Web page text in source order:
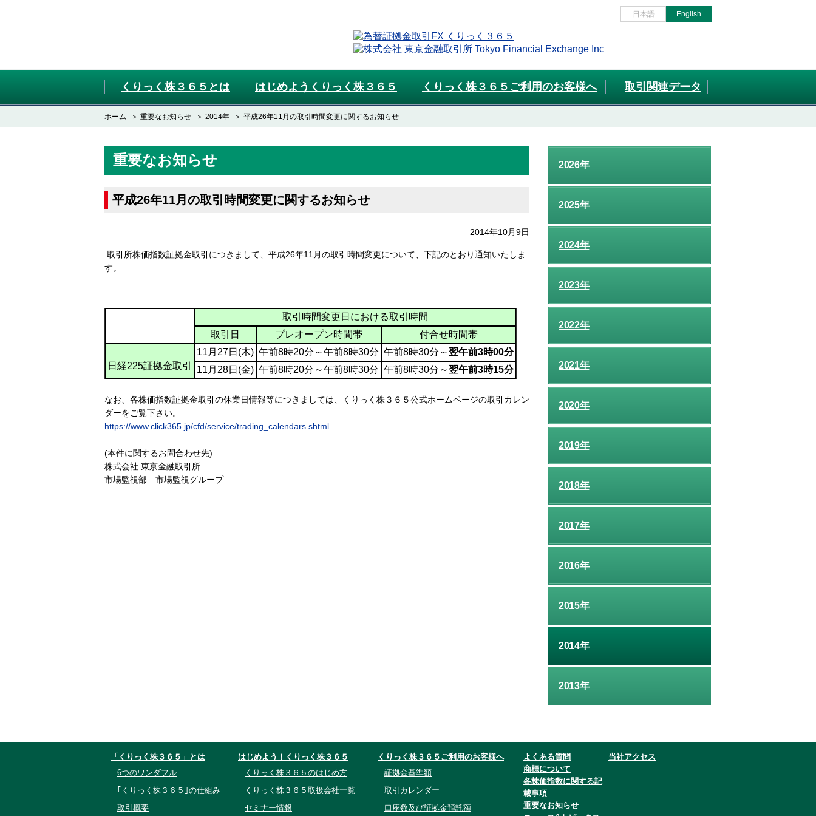
日本語 English
くりっく株３６５とは はじめようくりっく株３６５ くりっく株３６５ご利用のお客様へ 取引関連データ
ホーム 重要なお知らせ 2014年 平成26年11月の取引時間変更に関するお知らせ
重要なお知らせ
平成26年11月の取引時間変更に関するお知らせ
2014年10月9日
取引所株価指数証拠金取引につきまして、平成26年11月の取引時間変更について、下記のとおり通知いたしま
す。
取引時間変更日における取引時間
取引日
プレオープン時間帯 付合せ時間帯
日経225証拠金取引
11月27日(木) 午前8時20分～午前8時30分 午前8時30分～翌午前3時00分
11月28日(金) 午前8時20分～午前8時30分 午前8時30分～翌午前3時15分
なお、各株価指数証拠金取引の休業日情報等につきましては、くりっく株３６５公式ホームページの取引カレン
ダーをご覧下さい。
https://www.click365.jp/cfd/service/trading_calendars.shtml
(本件に関するお問合わせ先)
株式会社 東京金融取引所
市場監視部 市場監視グループ
2026年
2025年
2024年
2023年
2022年
2021年
2020年
2019年
2018年
2017年
2016年
2015年
2014年
2013年
「くりっく株３６５」とは
6つのワンダフル
｢くりっく株３６５｣の仕組み
取引概要
はじめよう！くりっく株３６５
くりっく株３６５のはじめ方
くりっく株３６５取扱会社一覧
セミナー情報
くりっく株３６５ご利用のお客様へ
証拠金基準額
取引カレンダー
口座数及び証拠金預託額
よくある質問
商標について
各株価指数に関する記
載事項
重要なお知らせ
当社アクセス